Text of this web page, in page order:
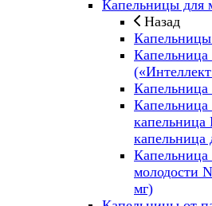
Капельницы для
Назад
Капельницы
капельница
капельница
молодости
мг)